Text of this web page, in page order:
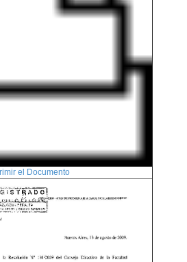
el Documento